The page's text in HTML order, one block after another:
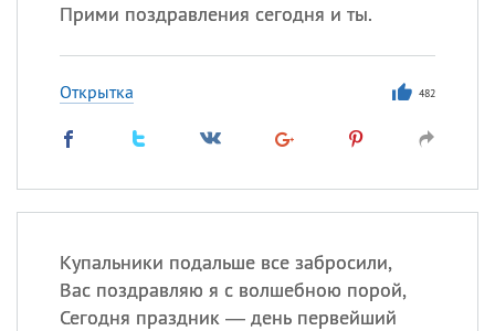
Прими поздравления сегодня и ты.
Открытка 482
Купальники подальше все забросили,
Вас поздравляю я с волшебною порой,
Сегодня праздник — день первейший
и